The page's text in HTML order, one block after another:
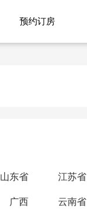
预约订房
山东省 江苏省
广西 云南省